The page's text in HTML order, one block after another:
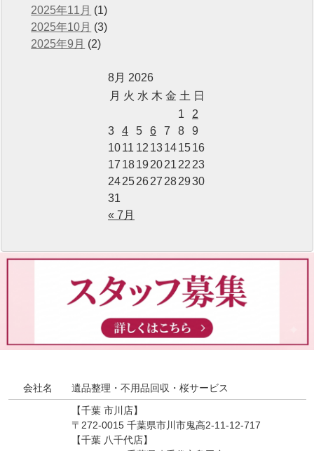
2025年11月 (1)
2025年10月 (3)
2025年9月 (2)
8月 2026
月 火 水 木 金 土 日
« 7月
1
2
3
4 5 6 7 8
9
1011 12 13141516
17 1819 2021 22 23
24252627 282930
31
会社名 遺品整理・不用品回収・桜サービス
【千葉 市川店】
〒272-0015 千葉県市川市鬼高2-11-12-717
【千葉 八千代店】